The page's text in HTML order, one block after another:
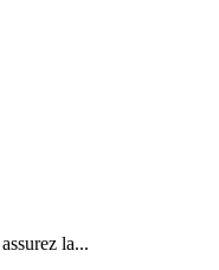
la...